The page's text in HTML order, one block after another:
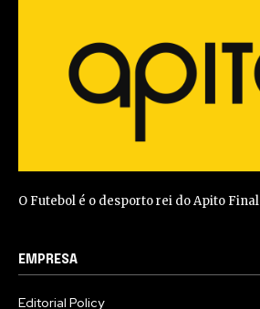
O Futebol é o desporto rei do Apito Final
EMPRESA
Editorial Policy